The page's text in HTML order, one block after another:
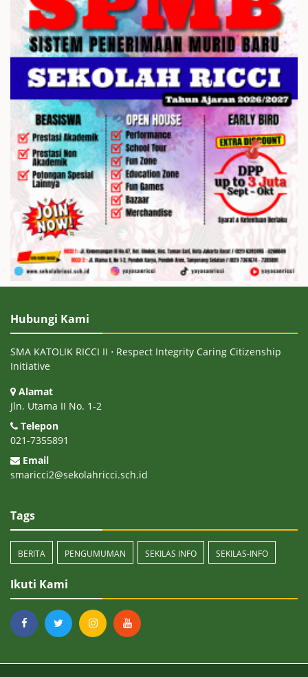
Hubungi Kami
SMA KATOLIK RICCI II ⋅ Respect Integrity Caring Citizenship
Initiative
Alamat
Jln. Utama II No. 1-2
Telepon
021-7355891
Email
smaricci2@sekolahricci.sch.id
Tags
BERITA PENGUMUMAN SEKILAS INFO SEKILAS-INFO
Ikuti Kami